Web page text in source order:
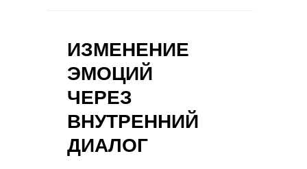
ИЗМЕНЕНИЕ
ЭМОЦИЙ
ЧЕРЕЗ
ВНУТРЕННИЙ
ДИАЛОГ